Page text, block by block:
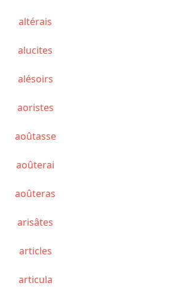
altérais
alucites
alésoirs
aoristes
aoûtasse
aoûterai
aoûteras
arisâtes
articles
articula